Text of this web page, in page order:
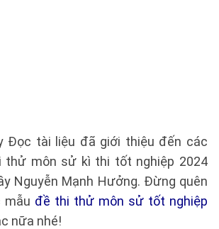
Đọc tài liệu đã giới thiệu đến các
thử môn sử kì thi tốt nghiệp 2024
Nguyễn Mạnh Hưởng. Đừng quên
mẫu đề thi thử môn sử tốt nghiệp
nữa nhé!